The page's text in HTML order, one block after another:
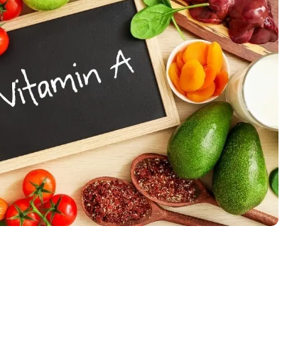
Diciembre
Noviembre
Septiembre
Agosto
Julio
Mayo
Abril
Febrero
Enero
2022